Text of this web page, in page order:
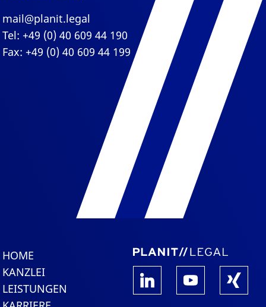
mail@planit.legal
Tel: +49 (0) 40 609 44 190
Fax: +49 (0) 40 609 44 199
HOME
KANZLEI
LEISTUNGEN